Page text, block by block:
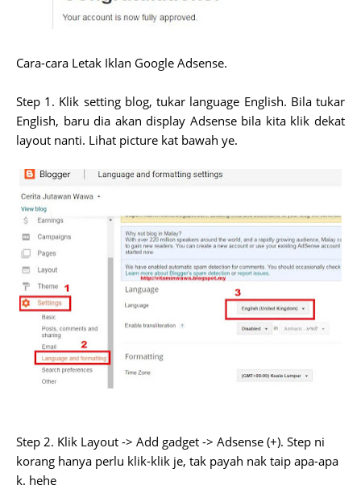
Cara-cara Letak Iklan Google Adsense.
Step 1. Klik setting blog, tukar language English. Bila tukar
English, baru dia akan display Adsense bila kita klik dekat
layout nanti. Lihat picture kat bawah ye.
Step 2. Klik Layout -> Add gadget -> Adsense (+). Step ni
korang hanya perlu klik-klik je, tak payah nak taip apa-apa
k. hehe